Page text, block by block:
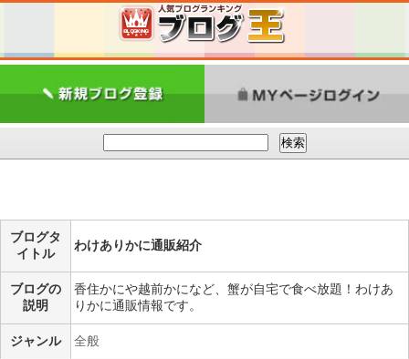
ブログタ
イトル
わけありかに通販紹介
ブログの
説明
香住かにや越前かになど、蟹が自宅で食べ放題！わけあ
りかに通販情報です。
ジャンル 全般